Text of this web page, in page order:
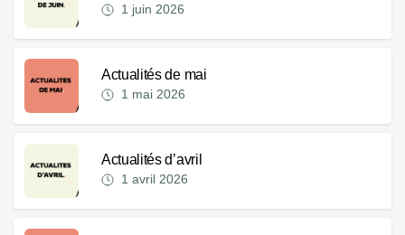
1 juin 2026
Actualités de mai
1 mai 2026
Actualités d’avril
1 avril 2026